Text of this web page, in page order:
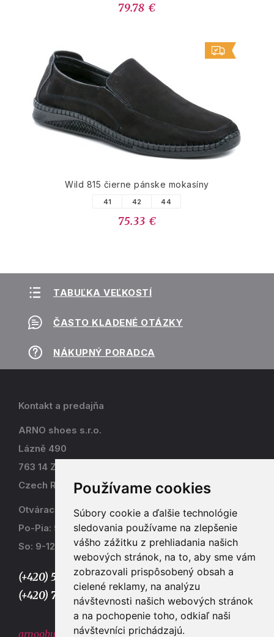
Používame cookies
Súbory cookie a ďalšie technológie
sledovania používame na zlepšenie
vášho zážitku z prehliadania našich
webových stránok, na to, aby sme vám
zobrazovali prispôsobený obsah a
cielené reklamy, na analýzu
návštevnosti našich webových stránok
a na pochopenie toho, odkiaľ naši
návštevníci prichádzajú.
79.78 €
Wild 815 čierne pánske mokasíny
41 42 44
75.33 €
TABUĽKA VEĽKOSTÍ
ČASTO KLADENÉ OTÁZKY
NÁKUPNÝ PORADCA
Kontakt a predajňa
ARNO shoes s.r.o.
Lázně 490
763 14 Zlín - Kostelec
Czech Republic
Otváracia doba
Po-Pia: 9-17
So: 9-12
(+420) 577 915 036,
(+420) 773 667 390
arnoobuv@gmail.com